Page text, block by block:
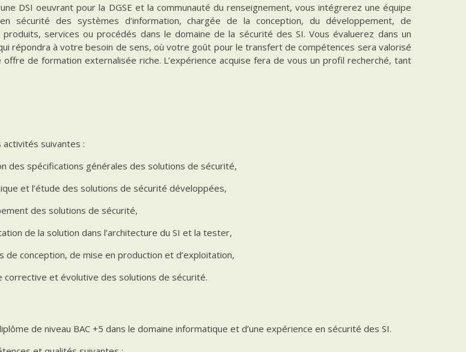
DSI oeuvrant pour la DGSE et la communauté du renseignement, vous intégrerez une équipe
en sécurité des systèmes d’information, chargée de la conception, du développement, de
produits, services ou procédés dans le domaine de la sécurité des SI. Vous évaluerez dans un
répondra à votre besoin de sens, où votre goût pour le transfert de compétences sera valorisé
de formation externalisée riche. L’expérience acquise fera de vous un profil recherché, tant
suivantes :
des spécifications générales des solutions de sécurité,
et l’étude des solutions de sécurité développées,
des solutions de sécurité,
de la solution dans l’architecture du SI et la tester,
de conception, de mise en production et d’exploitation,
corrective et évolutive des solutions de sécurité.
de niveau BAC +5 dans le domaine informatique et d’une expérience en sécurité des SI.